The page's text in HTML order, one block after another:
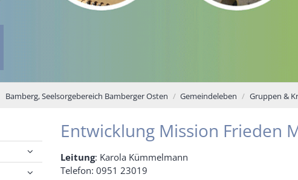
Bamberg, Seelsorgebereich Bamberger Osten Gemeindeleben Gruppen &
Entwicklung Mission Frieden
Leitung: Karola Kümmelmann
Telefon: 0951 23019